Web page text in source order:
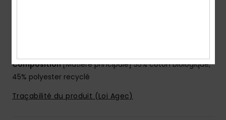
Composition[Matière principale] 55% coton biologique,
45% polyester recyclé
Traçabilité du produit (Loi Agec)